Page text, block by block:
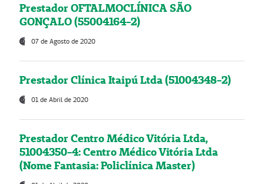
Prestador OFTALMOCLÍNICA SÃO
GONÇALO (55004164-2)
07 de Agosto de 2020
Prestador Clínica Itaipú Ltda (51004348-2)
01 de Abril de 2020
Prestador Centro Médico Vitória Ltda,
51004350-4: Centro Médico Vitória Ltda
(Nome Fantasia: Policlínica Master)